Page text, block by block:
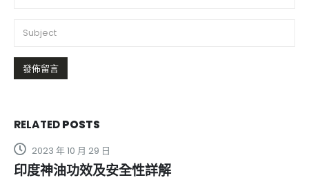
RELATEDPOSTS
2023 年 10 月 29 日
印度神油功效及安全性詳解